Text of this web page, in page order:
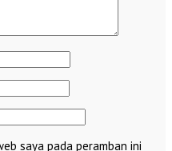
saya pada peramban ini